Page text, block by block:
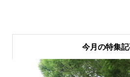
今月の特集